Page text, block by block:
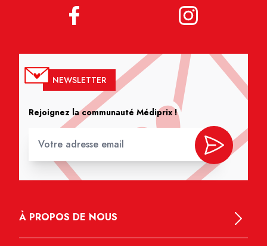
NEWSLETTER
Rejoignez la communauté Médiprix !
À PROPOS DE NOUS